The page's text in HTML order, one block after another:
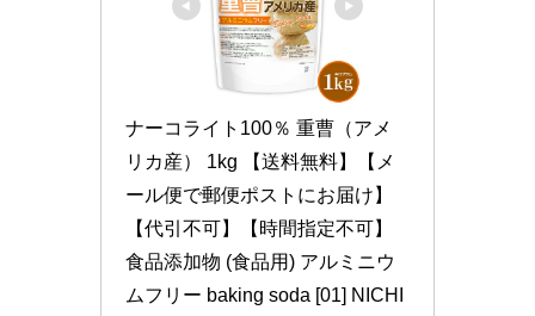
ナーコライト100％ 重曹（アメ
リカ産） 1kg 【送料無料】【メ
ール便で郵便ポストにお届け】
【代引不可】【時間指定不可】
食品添加物 (食品用) アルミニウ
ムフリー baking soda [01] NICHI